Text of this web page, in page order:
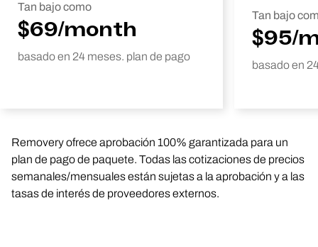
Tan bajo como
$69/month
basado en 24 meses. plan de pago
Tan bajo
$95/
basado en
Removery ofrece aprobación 100% garantizada para un
plan de pago de paquete. Todas las cotizaciones de precios
semanales/mensuales están sujetas a la aprobación y a las
tasas de interés de proveedores externos.